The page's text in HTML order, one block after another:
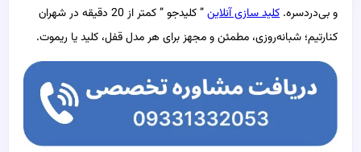
و بی‌دردسره. کلید سازی آنلاین
” کلیدجو ” کمتر از 20 دقیقه در شهران
کنارتیم؛ شبانه‌روزی، مطمئن و مجهز برای هر مدل قفل، کلید یا ریموت.